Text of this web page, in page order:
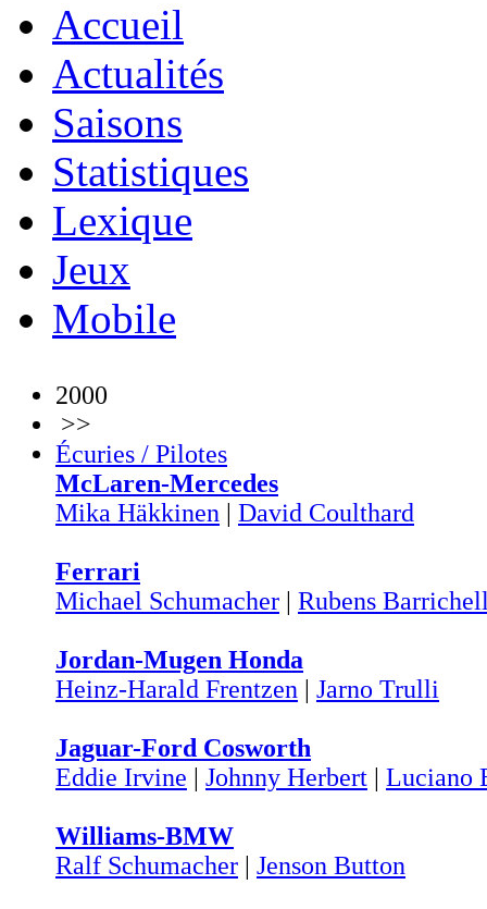
Accueil
Actualités
Saisons
Statistiques
Lexique
Jeux
Mobile
2000
>>
Écuries / Pilotes
McLaren-Mercedes
Mika Häkkinen | David Coulthard
Ferrari
Michael Schumacher | Rubens
Jordan-Mugen Honda
Heinz-Harald Frentzen | Jarno Trulli
Jaguar-Ford Cosworth
Eddie Irvine | Johnny Herbert | Luciano
Williams-BMW
Ralf Schumacher | Jenson Button